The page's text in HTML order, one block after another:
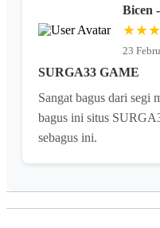
Bicen
23
SURGA33 GAME
Sangat bagus dari segi
bagus ini situs
sebagus ini.